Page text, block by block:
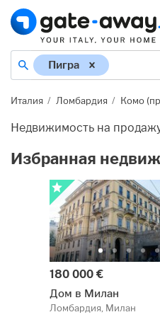
Пигра
Италия Ломбардия Комо
Недвижимость на
Избранная
180 000 €
Дом в Милан
Ломбардия, Милан